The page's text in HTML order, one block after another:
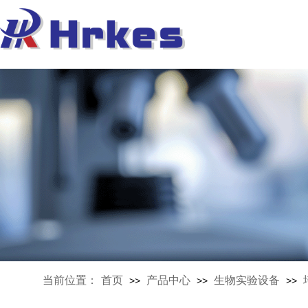
当前位置： 首页 >> 产品中心 >> 生物实验设备 >>